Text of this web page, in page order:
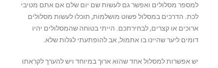
למספר מסלולים ואפשר גם לעשות שם יום שלם אם אתם מטיבי
לכת. הדרכים במסלול פשוט מושלמות, תוכלו לעשות מסלולים
ארוכים או קצרים, לבחירתכם. הייתי בטוחה שהמסלולים יהיו
דומים ליער שהיינו בו אתמול, אב להופתעתי לגלות שלא.
יש אפשרות למסלול אחד שהוא ארוך במיוחד ויש להערך לקראתו